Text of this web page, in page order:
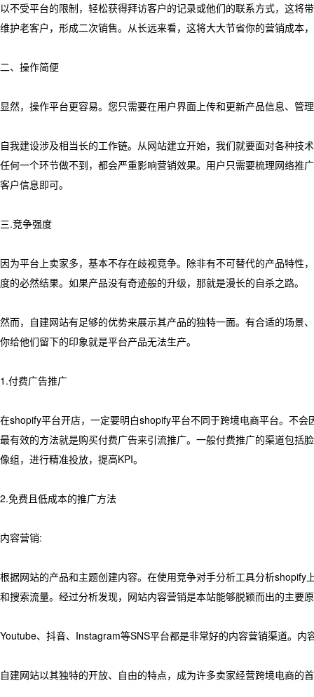
以不受平台的限制，轻松获得拜访客户的记录或他们的联系方式，这
维护老客户，形成二次销售。从长远来看，这将大大节省你的营销成本
二、操作简便
显然，操作平台更容易。您只需要在用户界面上传和更新产品信息、管
自我建设涉及相当长的工作链。从网站建立开始，我们就要面对各种
任何一个环节做不到，都会严重影响营销效果。用户只需要梳理网络推
客户信息即可。
三.竞争强度
因为平台上卖家多，基本不存在歧视竞争。除非有不可替代的产品特
度的必然结果。如果产品没有奇迹般的升级，那就是漫长的自杀之路。
然而，自建网站有足够的优势来展示其产品的独特一面。有合适的场景
你给他们留下的印象就是平台产品无法生产。
1.付费广告推广
在shopify平台开店，一定要明白shopify平台不同于跨境电商平台。不
最有效的方法就是购买付费广告来引流推广。一般付费推广的渠道包
像组，进行精准投放，提高KPI。
2.免费且低成本的推广方法
内容营销:
根据网站的产品和主题创建内容。在使用竞争对手分析工具分析
和搜索流量。经过分析发现，网站内容营销是本站能够脱颖而出的主要
Youtube、抖音、Instagram等SNS平台都是非常好的内容营销渠道。
自建网站以其独特的开放、自由的特点，成为许多卖家经营跨境电商的